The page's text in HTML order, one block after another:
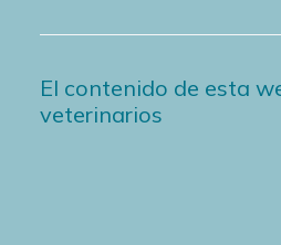
El contenido de esta
veterinarios